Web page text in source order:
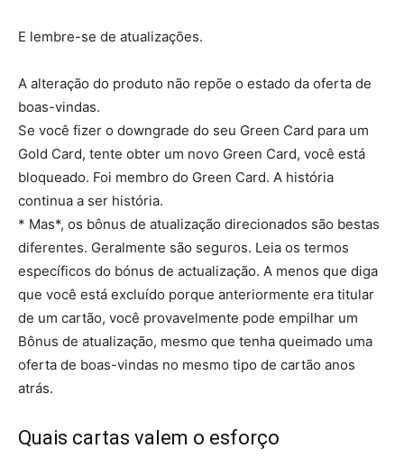
E lembre-se de atualizações.
A alteração do produto não repõe o estado da oferta de
boas-vindas.
Se você fizer o downgrade do seu Green Card para um
Gold Card, tente obter um novo Green Card, você está
bloqueado. Foi membro do Green Card. A história
continua a ser história.
* Mas*, os bônus de atualização direcionados são bestas
diferentes. Geralmente são seguros. Leia os termos
específicos do bónus de actualização. A menos que diga
que você está excluído porque anteriormente era titular
de um cartão, você provavelmente pode empilhar um
Bônus de atualização, mesmo que tenha queimado uma
oferta de boas-vindas no mesmo tipo de cartão anos
atrás.
Quais cartas valem o esforço